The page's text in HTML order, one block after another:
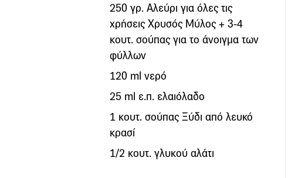
250 γρ. Αλεύρι για όλες τις
χρήσεις Χρυσός Μύλος + 3-4
κουτ. σούπας για το άνοιγμα των
φύλλων
120 ml νερό
25 ml ε.π. ελαιόλαδο
1 κουτ. σούπας Ξύδι από λευκό
κρασί
1/2 κουτ. γλυκού αλάτι